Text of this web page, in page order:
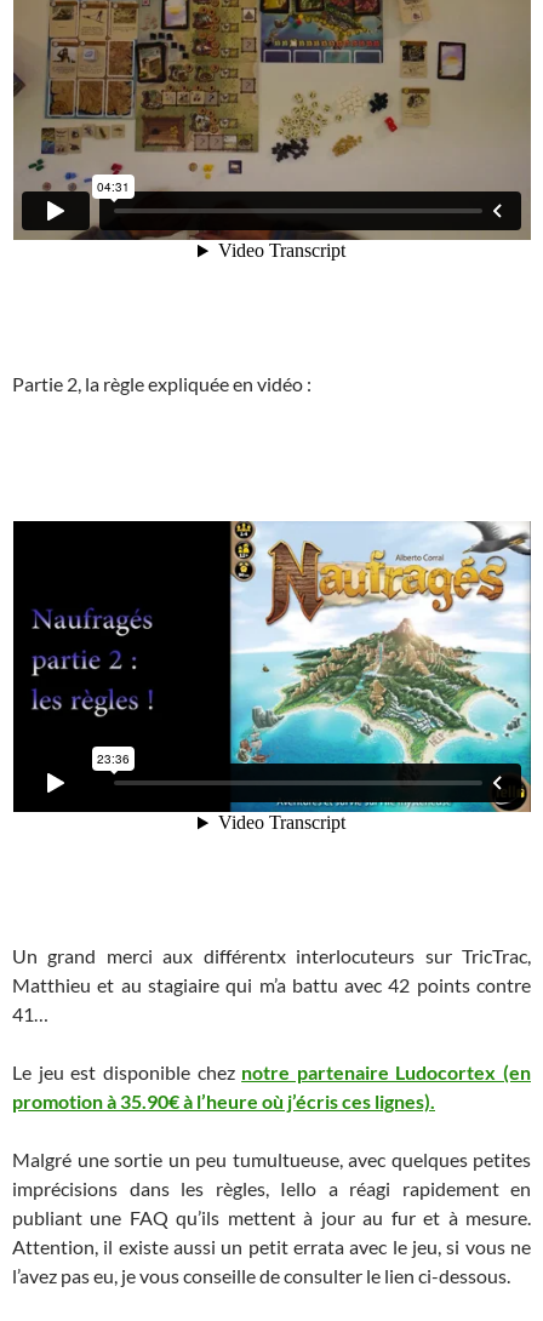
Partie 2, la règle expliquée en vidéo :
Un grand merci aux différentx interlocuteurs sur TricTrac,
Matthieu et au stagiaire qui m’a battu avec 42 points contre
41…
Le jeu est disponible chez notre partenaire Ludocortex (en
promotion à 35.90€ à l’heure où j’écris ces lignes).
Malgré une sortie un peu tumultueuse, avec quelques petites
imprécisions dans les règles, Iello a réagi rapidement en
publiant une FAQ qu’ils mettent à jour au fur et à mesure.
Attention, il existe aussi un petit errata avec le jeu, si vous ne
l’avez pas eu, je vous conseille de consulter le lien ci-dessous.